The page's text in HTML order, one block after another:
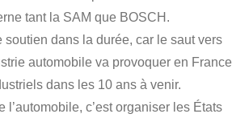
tant la SAM que BOSCH.
soutien dans la durée, car le saut vers
automobile va provoquer en France
dans les 10 ans à venir.
c’est organiser les États